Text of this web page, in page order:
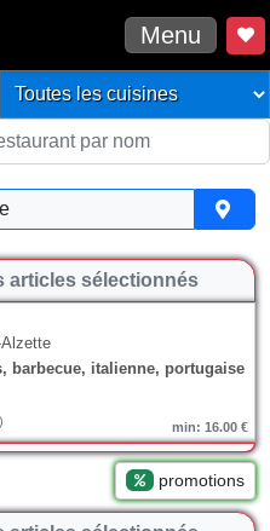
Menu
articles sélectionnés
barbecue, italienne, portugaise
min: 16.00 €
promotions